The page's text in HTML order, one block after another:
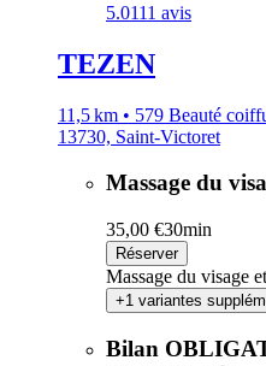
5.0111 avis
TEZEN
11,5 km • 579 Beauté
13730, Saint-Victoret
Massage du
35,00 €30min
Réserver
Massage du visage
+1 variantes
Bilan